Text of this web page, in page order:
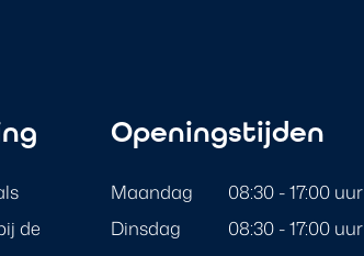
de
Openingstijden
Maandag
08:30 - 17:00 uur
Dinsdag
08:30 - 17:00 uur